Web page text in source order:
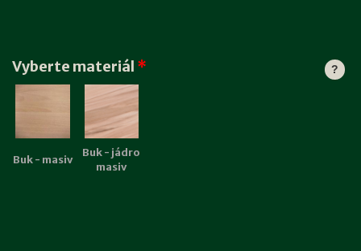
?
Vyberte materiál *
Buk - masiv
Buk - jádro
masiv